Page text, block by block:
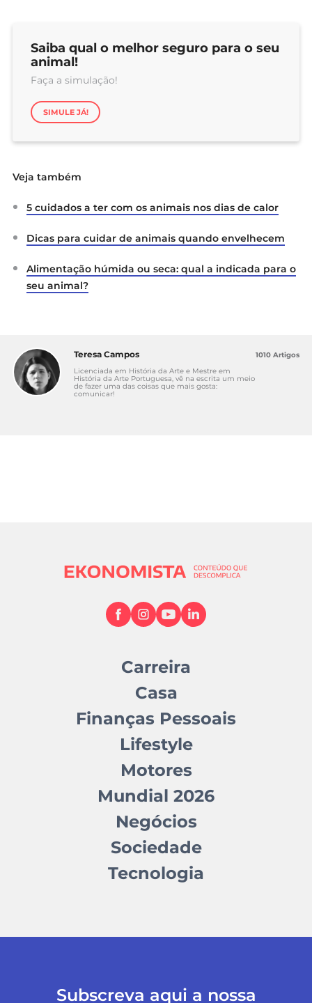
Saiba qual o melhor seguro para o seu
animal!
Faça a simulação!
SIMULE JÁ!
Veja também
5 cuidados a ter com os animais nos dias de calor
Dicas para cuidar de animais quando envelhecem
Alimentação húmida ou seca: qual a indicada para o
seu animal?
Teresa Campos
Licenciada em História da Arte e Mestre em
História da Arte Portuguesa, vê na escrita um meio
de fazer uma das coisas que mais gosta:
comunicar!
1010 Artigos
Carreira
Casa
Finanças Pessoais
Lifestyle
Motores
Mundial 2026
Negócios
Sociedade
Tecnologia
Subscreva aqui a nossa